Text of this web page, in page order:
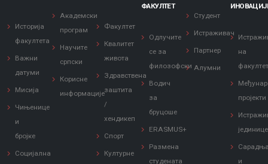
Историја
факултета
Важни
датуми
Мисија
Чињенице
и
бројке
Социјална
Академски
програм
Научите
српски
Корисне
информације
Факултет
Квалитет
живота
Здравствена
заштита
/
хендикеп
Спорт
Културне
ФАКУЛТЕТ
Одлучите
се за
филозофски
Водич
за
бруцоше
ERASMUS+
Размена
студената
Студент
Истраживач
Партнер
Алумни
на
пројекти
јединице
и